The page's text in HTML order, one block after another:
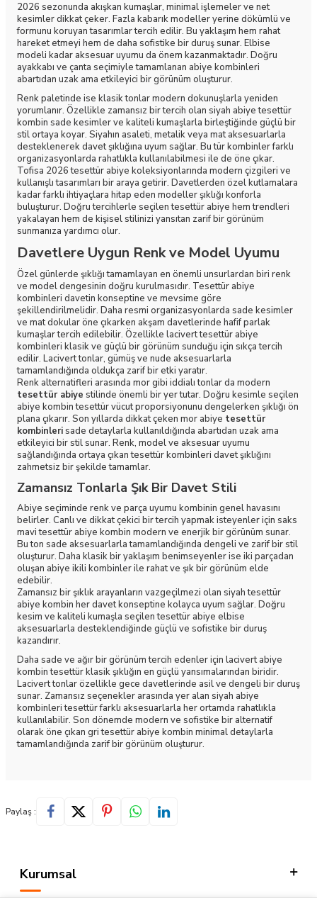
2026 sezonunda akışkan kumaşlar, minimal işlemeler ve net
kesimler dikkat çeker. Fazla kabarık modeller yerine dökümlü ve
formunu koruyan tasarımlar tercih edilir. Bu yaklaşım hem rahat
hareket etmeyi hem de daha sofistike bir duruş sunar. Elbise
modeli kadar aksesuar uyumu da önem kazanmaktadır. Doğru
ayakkabı ve çanta seçimiyle tamamlanan abiye kombinleri
abartıdan uzak ama etkileyici bir görünüm oluşturur.
Renk paletinde ise klasik tonlar modern dokunuşlarla yeniden
yorumlanır. Özellikle zamansız bir tercih olan siyah abiye tesettür
kombin sade kesimler ve kaliteli kumaşlarla birleştiğinde güçlü bir
stil ortaya koyar. Siyahın asaleti, metalik veya mat aksesuarlarla
desteklenerek davet şıklığına uyum sağlar. Bu tür kombinler farklı
organizasyonlarda rahatlıkla kullanılabilmesi ile de öne çıkar.
Tofisa 2026 tesettür abiye koleksiyonlarında modern çizgileri ve
kullanışlı tasarımları bir araya getirir. Davetlerden özel kutlamalara
kadar farklı ihtiyaçlara hitap eden modeller şıklığı konforla
buluşturur. Doğru tercihlerle seçilen tesettür abiye hem trendleri
yakalayan hem de kişisel stilinizi yansıtan zarif bir görünüm
sunmanıza yardımcı olur.
Davetlere Uygun Renk ve Model Uyumu
Özel günlerde şıklığı tamamlayan en önemli unsurlardan biri renk
ve model dengesinin doğru kurulmasıdır. Tesettür abiye
kombinleri davetin konseptine ve mevsime göre
şekillendirilmelidir. Daha resmi organizasyonlarda sade kesimler
ve mat dokular öne çıkarken akşam davetlerinde hafif parlak
kumaşlar tercih edilebilir. Özellikle lacivert tesettür abiye
kombinleri klasik ve güçlü bir görünüm sunduğu için sıkça tercih
edilir. Lacivert tonlar, gümüş ve nude aksesuarlarla
tamamlandığında oldukça zarif bir etki yaratır.
Renk alternatifleri arasında mor gibi iddialı tonlar da modern
tesettür abiye stilinde önemli bir yer tutar. Doğru kesimle seçilen
abiye kombin tesettür vücut proporsiyonunu dengelerken şıklığı ön
plana çıkarır. Son yıllarda dikkat çeken mor abiye tesettür
kombinlerisade detaylarla kullanıldığında abartıdan uzak ama
etkileyici bir stil sunar. Renk, model ve aksesuar uyumu
sağlandığında ortaya çıkan tesettür kombinleri davet şıklığını
zahmetsiz bir şekilde tamamlar.
Zamansız Tonlarla Şık Bir Davet Stili
Abiye seçiminde renk ve parça uyumu kombinin genel havasını
belirler. Canlı ve dikkat çekici bir tercih yapmak isteyenler için saks
mavi tesettür abiye kombin modern ve enerjik bir görünüm sunar.
Bu ton sade aksesuarlarla tamamlandığında dengeli ve zarif bir stil
oluşturur. Daha klasik bir yaklaşım benimseyenler ise iki parçadan
oluşan abiye ikili kombinler ile rahat ve şık bir görünüm elde
edebilir.
Zamansız bir şıklık arayanların vazgeçilmezi olan siyah tesettür
abiye kombin her davet konseptine kolayca uyum sağlar. Doğru
kesim ve kaliteli kumaşla seçilen tesettür abiye elbise
aksesuarlarla desteklendiğinde güçlü ve sofistike bir duruş
kazandırır.
Daha sade ve ağır bir görünüm tercih edenler için lacivert abiye
kombin tesettür klasik şıklığın en güçlü yansımalarından biridir.
Lacivert tonlar özellikle gece davetlerinde asil ve dengeli bir duruş
sunar. Zamansız seçenekler arasında yer alan siyah abiye
kombinleri tesettür farklı aksesuarlarla her ortamda rahatlıkla
kullanılabilir. Son dönemde modern ve sofistike bir alternatif
olarak öne çıkan gri tesettür abiye kombin minimal detaylarla
tamamlandığında zarif bir görünüm oluşturur.
Paylaş :
Kurumsal